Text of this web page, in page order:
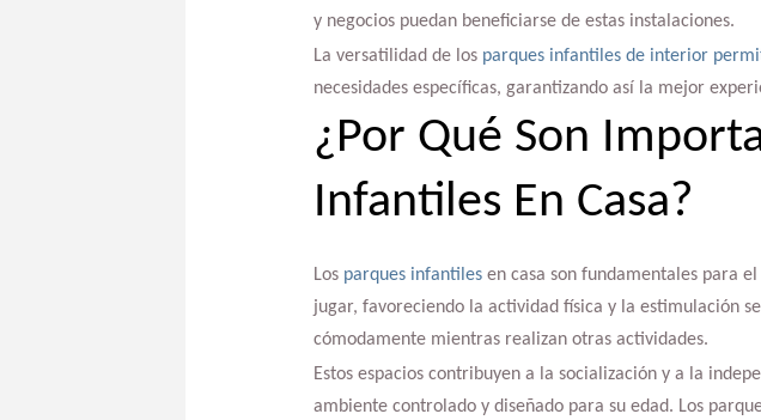
y negocios puedan beneficiarse de estas instalaciones.
La versatilidad de los parques infantiles de interior
necesidades específicas, garantizando así la mejor
¿Por Qué Son
Infantiles En Casa?
Los parques infantilesen casa son fundamentales para
jugar, favoreciendo la actividad física y la estimulación
cómodamente mientras realizan otras actividades.
Estos espacios contribuyen a la socialización y a la
ambiente controlado y diseñado para su edad. Los